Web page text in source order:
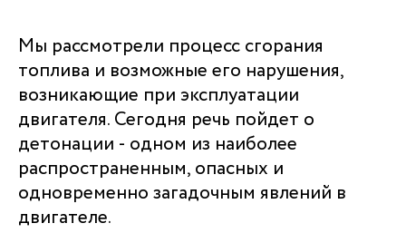
Мы рассмотрели процесс сгорания
топлива и возможные его нарушения,
возникающие при эксплуатации
двигателя. Сегодня речь пойдет о
детонации - одном из наиболее
распространенным, опасных и
одновременно загадочным явлений в
двигателе.